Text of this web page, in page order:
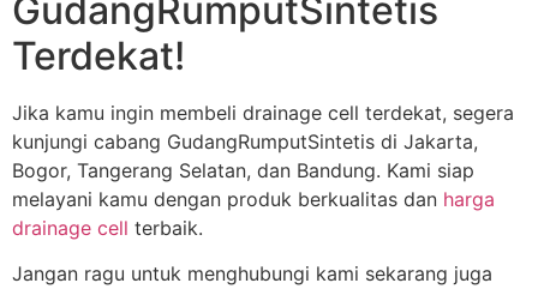
GudangRumputSintetis
Terdekat!
Jika kamu ingin membeli drainage cell terdekat, segera
kunjungi cabang GudangRumputSintetis di Jakarta,
Bogor, Tangerang Selatan, dan Bandung. Kami siap
melayani kamu dengan produk berkualitas dan harga
drainage cell terbaik.
Jangan ragu untuk menghubungi kami sekarang juga